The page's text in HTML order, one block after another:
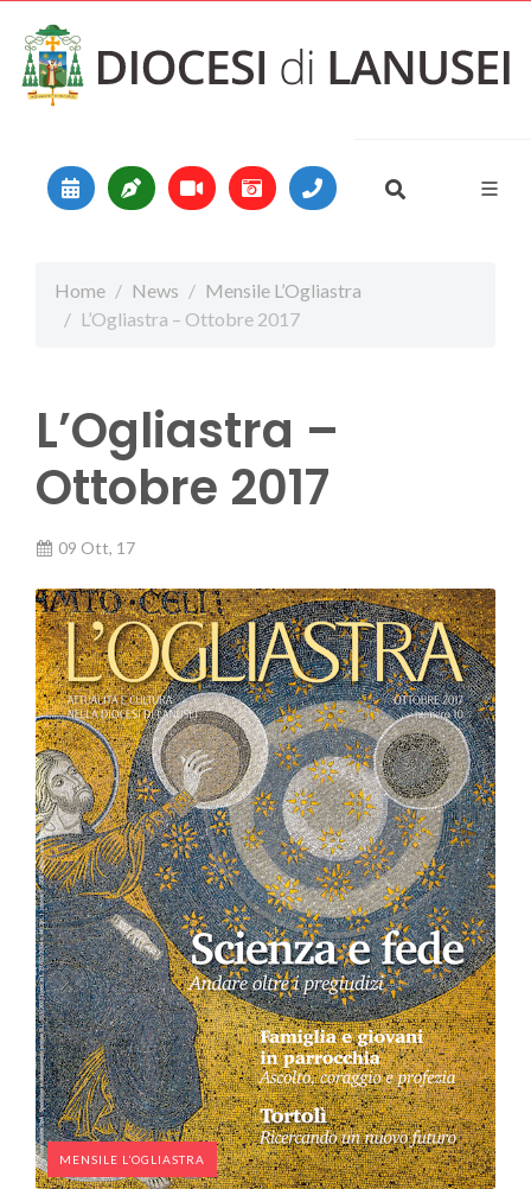
Main Navigation
Home News
Mensile L’Ogliastra
L’Ogliastra – Ottobre 2017
L’Ogliastra –
Ottobre 2017
09 Ott, 17
MENSILE L’OGLIASTRA